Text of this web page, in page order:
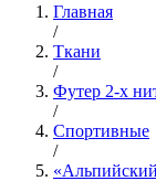
Главная
/
Ткани
/
Футер 2-х
/
Спортивные
/